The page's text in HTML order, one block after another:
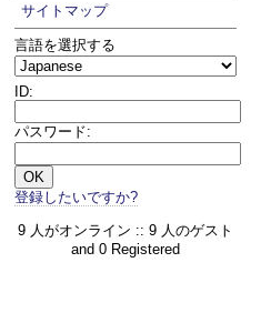
サイトマップ
言語を選択する
ID:
パスワード:
登録したいですか?
9 人がオンライン :: 9 人のゲスト
and 0 Registered